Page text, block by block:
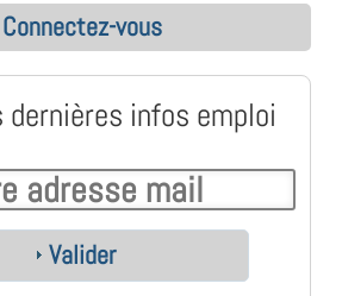
Connectez-vous
dernières infos emploi
Valider